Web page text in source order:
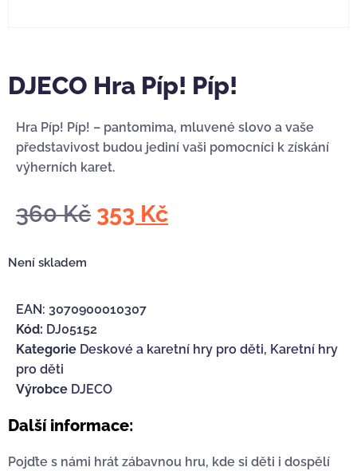
DJECO Hra Píp! Píp!
Hra Píp! Píp! – pantomima, mluvené slovo a vaše
představivost budou jediní vaši pomocníci k získání
výherních karet.
360Kč 353 Kč
Není skladem
EAN: 3070900010307
Kód: DJ05152
Kategorie Deskové a karetní hry pro děti, Karetní hry
pro děti
Výrobce DJECO
Další informace:
Pojďte s námi hrát zábavnou hru, kde si děti i dospělí